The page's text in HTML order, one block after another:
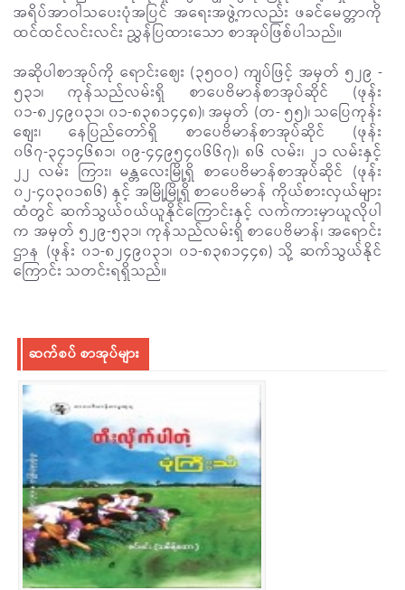
အရိပ်အာဝါသပေးပုံအပြင် အရေးအဖွဲ့ကလည်း ဖခင်မေတ္တာကို
ထင်ထင်လင်းလင်း ညွှန်ပြထားသော စာအုပ်ဖြစ်ပါသည်။
အဆိုပါစာအုပ်ကို ရောင်းဈေး (၃၅ဝဝ) ကျပ်ဖြင့် အမှတ် ၅၂၉ -
၅၃၁၊ ကုန်သည်လမ်းရှိ စာပေဗိမာန်စာအုပ်ဆိုင် (ဖုန်း
၀၁-၈၂၄၉၀၃၁၊ ၀၁-၈၃၈၁၄၄၈)၊ အမှတ် (တ- ၅၅)၊ သပြေကုန်း
စျေး၊ နေပြည်တော်ရှိ စာပေဗိမာန်စာအုပ်ဆိုင် (ဖုန်း
၀၆၇-၃၄၁၄၆၈၁၊ ၀၉-၄၄၉၅၄၀၆၆၇)၊ ၈၆ လမ်း၊ ၂၁ လမ်းနှင့်
၂၂ လမ်း ကြား၊ မန္တလေးမြို့ရှိ စာပေဗိမာန်စာအုပ်ဆိုင် (ဖုန်း
၀၂-၄၀၃၀၁၈၆) နှင့် အမြို့မြို့ရှိ စာပေဗိမာန် ကိုယ်စားလှယ်များ
ထံတွင် ဆက်သွယ်ဝယ်ယူနိုင်ကြောင်းနှင့် လက်ကားမှာယူလိုပါ
က အမှတ် ၅၂၉-၅၃၁၊ ကုန်သည်လမ်းရှိ စာပေဗိမာန်၊ အရောင်း
ဌာန (ဖုန်း ၀၁-၈၂၄၉၀၃၁၊ ၀၁-၈၃၈၁၄၄၈) သို့ ဆက်သွယ်နိုင်
ကြောင်း သတင်းရရှိသည်။
ဆက်စပ် စာအုပ်များ